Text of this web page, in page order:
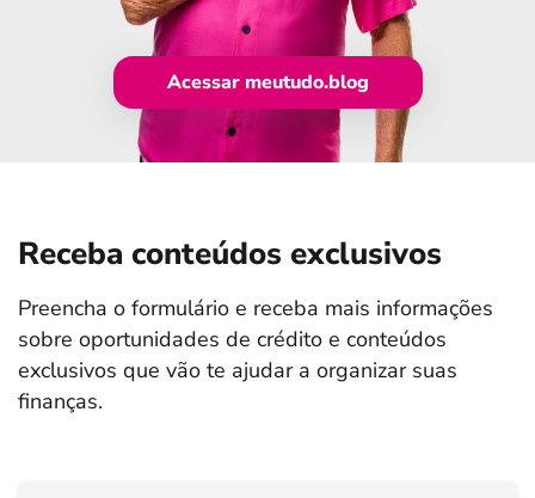
Acessar meutudo.blog
Receba conteúdos exclusivos
Preencha o formulário e receba mais informações
sobre oportunidades de crédito e conteúdos
exclusivos que vão te ajudar a organizar suas
finanças.